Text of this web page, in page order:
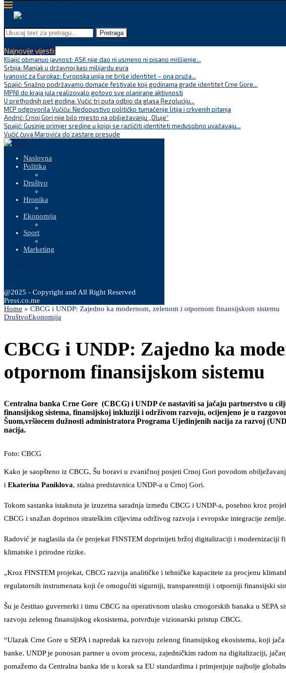
Pretraga
Najnovije vijesti:
Kljajić obmanuo javnost: ASK nije dao ni usmeno ni pisano mišljenje...
Srbija: Manjak u državnoj kasi milijardu eura
Ivanović za Eurokaz: Evropska unija ne briše identitet – ona pruža...
Spajić: Snažno podržavamo domaće festivale koji godinama grade identitet Crne Gore...
MPNI do kraja jula realizovalo gotovo sve planirane aktivnosti
U prethodnih pet godina: Vučić tri puta odbio da glasa Rezoluciju...
MCP odgovorila Vučiću: Nedopustivo političko tumačenje litija i crkvenih pitanja
Andrić: Crnoj Gori nije bilo mjesto na obilježavanju „Oluje“
Spajić: Gusinje primjer sredine u kojoj se različiti identiteti međusobno uvažavaju...
Vučić čuva Marovića do zastare presude
Naslovna
Politika
Društvo
Hronika
Ekonomija
Sport
Marketing
@2025 - Copyright and All Right Reserved
Press.co.me
Home » CBCG i UNDP: Zajedno ka modernom, zelenom i otpornom finansijskom sistemu
DruštvoEkonomija
CBCG i UNDP: Zajedno ka
otpornom finansijskom sistemu
Centralna banka Crne Gore (CBCG) i UNDP će nastaviti sa jačaju partnerstvo u
finansijskog sistema, finansijskoj inkluziji i održivom razvoju, ocijenjeno je u
Šuom,vršiocem dužnosti administratora Programa Ujedinjenih nacija za razvoj
nacija.
Foto: CBCG
Kako je saopšteno iz CBCG, Šu boravi u zvaničnoj posjeti Crnoj Gori povodom
i Ekaterina Paniklova, stalna predstavnica UNDP-a u Crnoj Gori.
Tokom sastanka istaknuta je izuzetna saradnja između CBCG i UNDP-a, posebno kroz
CBCG i snažan doprinos strateškim ciljevima održivog razvoja i evropske integracije zemlje.
Radović je naglasila da će projekat FINSTEM doprinijeti bržoj digitalizaciji i modernizaciji
klimatske i prirodne rizike.
„Kroz FINSTEM projekat, CBCG razvija analitičke i tehničke kapacitete za procjenu
regulatornih instrumenata koji će omogućiti sigurniji, transparentniji i otporniji finansijski
Šu je čestitao guvernerki i timu CBCG na operativnom ulasku crnogorskih banaka u SEPA
razvoju zelenog finansijskog ekosistema, potvrđuje vizionarski pristup CBCG.
“Ulazak Crne Gore u SEPA i napredak ka razvoju zelenog finansijskog ekosistema, koji
banke. UNDP je ponosan partner u ovom procesu, zajedničkim radom na digitalizaciji,
pomažemo da Centralna banka ide u korak sa EU standardima i primjenjuje najbolje